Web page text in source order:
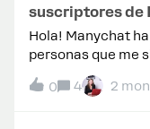
suscriptores de
Hola! Manychat
personas que me
puede pasar
Instagram, pero
0 4 2